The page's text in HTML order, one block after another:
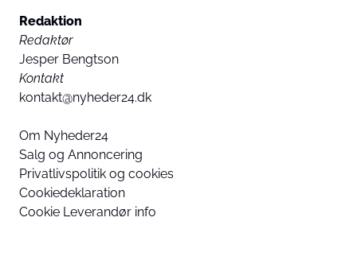
Redaktion
Redaktør
Jesper Bengtson
Kontakt
kontakt@nyheder24.dk
Om Nyheder24
Salg og Annoncering
Privatlivspolitik og cookies
Cookiedeklaration
Cookie Leverandør info